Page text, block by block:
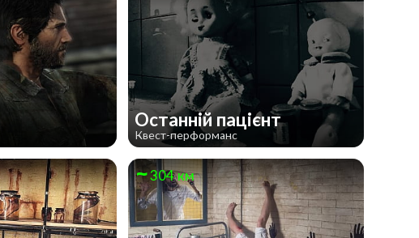
Останній пацієнт
Квест-перформанс
304 км